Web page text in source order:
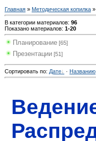
Главная » Методическая копилка »
В категории материалов: 96
Показано материалов: 1-20
Планирование [65]
Презентации [51]
Сортировать по: Дате · Названию